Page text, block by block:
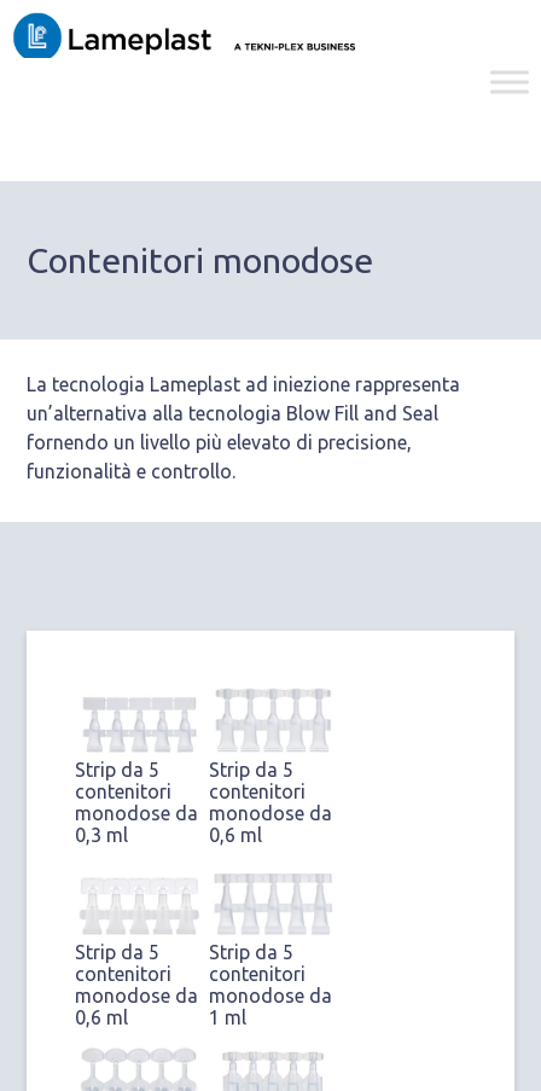
Contenitori monodose
La tecnologia Lameplast ad iniezione rappresenta
un’alternativa alla tecnologia Blow Fill and Seal
fornendo un livello più elevato di precisione,
funzionalità e controllo.
Strip da 5
contenitori
monodose da
0,3 ml
Strip da 5
contenitori
monodose da
0,6 ml
Strip da 5
contenitori
monodose da
0,6 ml
Strip da 5
contenitori
monodose da
1 ml